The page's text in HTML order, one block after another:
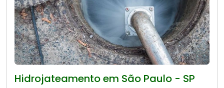
Hidrojateamento em São Paulo - SP